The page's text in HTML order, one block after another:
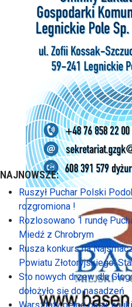
NAJNOWSZE:
Ruszył Puchar Polski
rozgromiona !
Rozlosowano 1 rundę
Miedź z Chrobrym
Rusza konkurs na
Powiatu Złotoryjskiego.
Sto nowych drzew dla
dołożyło się do nasadzeń